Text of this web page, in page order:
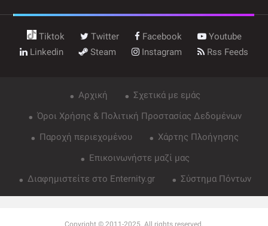
Tiktok Twitter Facebook
Youtube
Linkedin
Steam Instagram Rss Feeds
Αρχική
Σχετικά με εμάς
Όροι Χρήσης & Πολιτική Προστασίας Δεδομένων
Παροχή περιεχομένου
Χάρτης Πλοήγησης
Επικοινωνήστε μαζί μας
Διαφημιστείτε στο Enternity.gr
Σύστημα Πόντων
Copyright © 2011-2025. All rights reserved.